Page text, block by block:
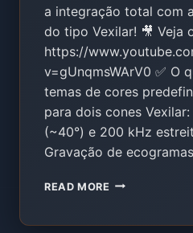
a integração total com
do tipo Vexilar! 🎥 Veja
https://
v=gUnqmsWArV0 ✅ O
temas de cores
para dois cones
(~40°) e 200 kHz
Gravação de
READ MORE INTEGRAÇÃO